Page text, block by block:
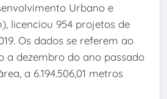
Urbano e
licenciou 954 projetos de
Os dados se referem ao
a dezembro do ano passado
a 6.194.506,01 metros